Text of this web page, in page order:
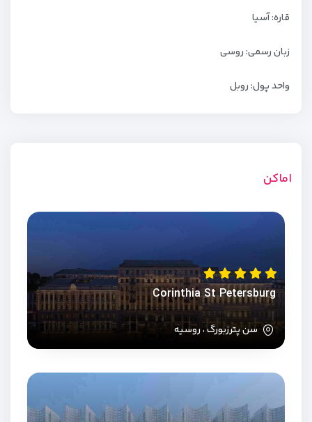
قاره: آسیا
زبان رسمی: روسی
واحد پول: روبل
اماکن
Corinthia St Petersburg
سن پترزبورگ ، روسیه